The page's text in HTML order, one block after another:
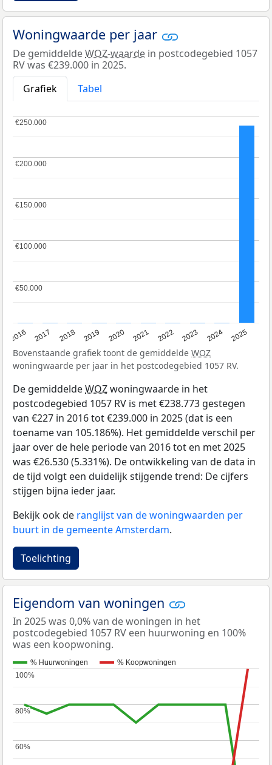
Woningwaarde per jaar
De gemiddeldeWOZ-waarde in postcodegebied 1057
RV was €239.000 in 2025.
Grafiek
Tabel
2016 2017 2018 2019 2020 2021 2022 2023 2024 2025
€50.000
€50.000
€100.000
€100.000
€150.000
€150.000
€200.000
€200.000
€250.000
€250.000
Bovenstaande grafiek toont de gemiddelde WOZ
woningwaarde per jaar in het postcodegebied 1057 RV.
De gemiddeldeWOZwoningwaarde in het
postcodegebied 1057 RV is met €238.773 gestegen
van €227 in 2016 tot €239.000 in 2025 (dat is een
toename van 105.186%). Het gemiddelde verschil per
jaar over de hele periode van 2016 tot en met 2025
was €26.530 (5.331%). De ontwikkeling van de data in
de tijd volgt een duidelijk stijgende trend: De cijfers
stijgen bijna ieder jaar.
Bekijk ook de ranglijst van de woningwaarden per
buurt in de gemeente Amsterdam.
Toelichting
Eigendom van woningen
In 2025 was 0,0% van de woningen in het
postcodegebied 1057 RV een huurwoning en 100%
was een koopwoning.
% Huurwoningen % Koopwoningen
60%
60%
80%
80%
100%
100%